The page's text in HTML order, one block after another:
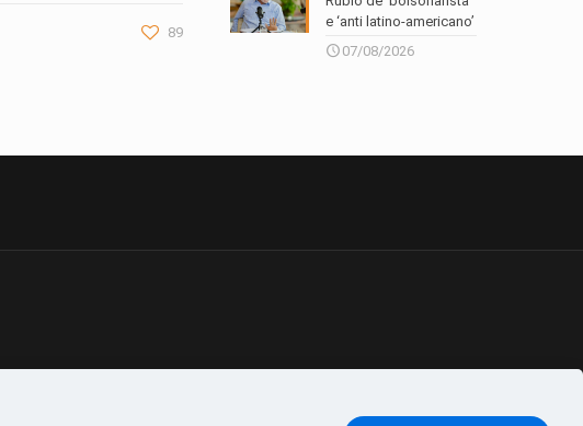
89
e ‘anti latino-americano’
07/08/2026